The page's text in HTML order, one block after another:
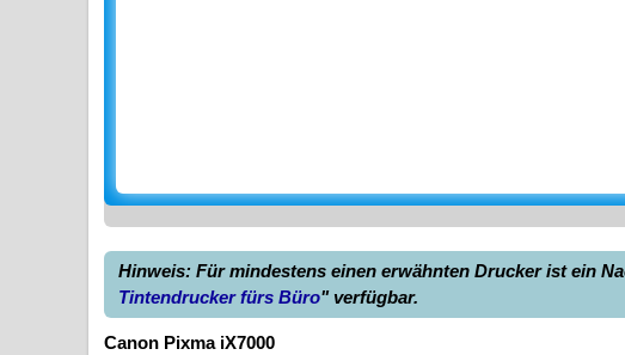
Hinweis: Für mindestens einen erwähnten Drucker ist ein
Tintendrucker fürs Büro" verfügbar.
Canon Pixma iX7000